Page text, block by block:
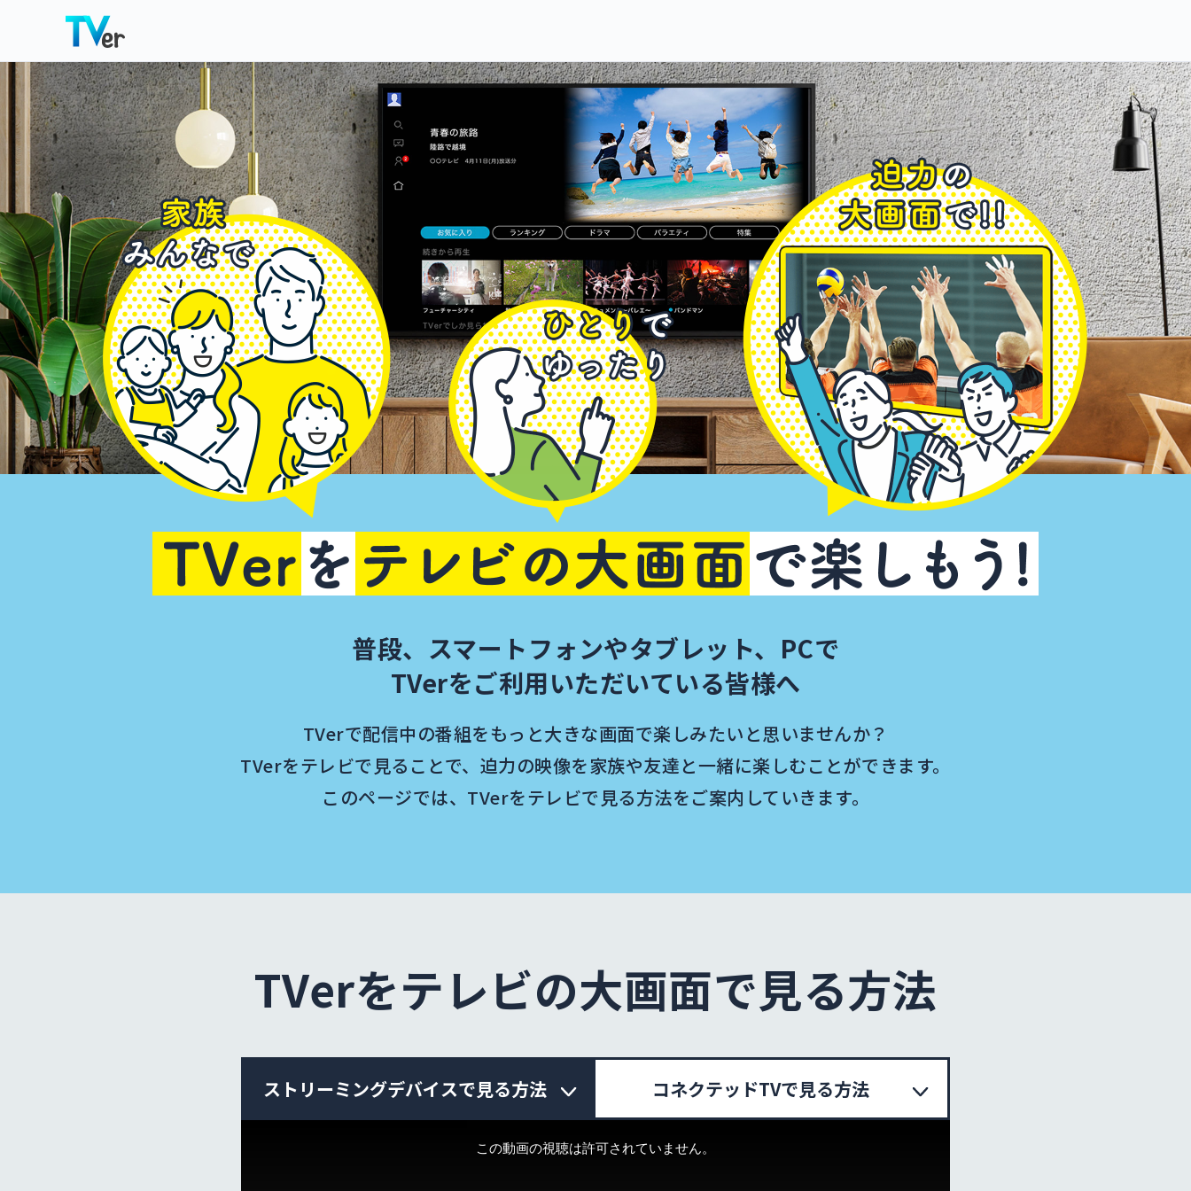
普段、スマートフォンやタブレット、PCで
TVerをご利用いただいている皆様へ
TVerで配信中の番組をもっと大きな画面で楽しみたいと思いませんか？
TVerをテレビで見ることで、 迫力の映像を家族や友達と一緒に楽しむことができます。
このページでは、TVerをテレビで見る方法をご案内していきます。
TVerをテレビの大画面で見る方法
ストリーミングデバイスで見る方法 コネクテッドTVで見る方法
この動画の視聴は許可されていません。